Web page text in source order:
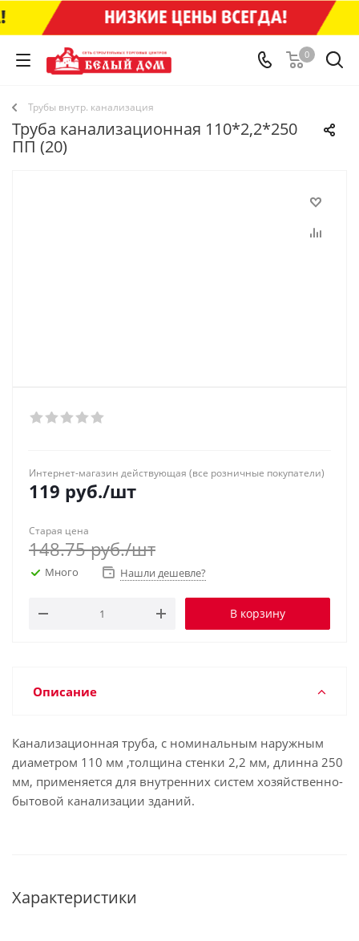
0
Трубы внутр. канализация
Труба канализационная 110*2,2*250
ПП (20)
Интернет-магазин действующая (все розничные покупатели)
119 руб./шт
Старая цена
148.75руб./шт
Много Нашли дешевле?
В корзину
Описание
Канализационная труба, с номинальным наружным
диаметром 110 мм ,толщина стенки 2,2 мм, длинна 250
мм, применяется для внутренних систем хозяйственно-
бытовой канализации зданий.
Характеристики